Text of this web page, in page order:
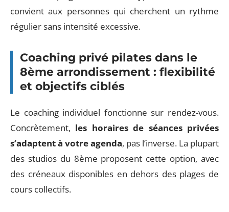
convient aux personnes qui cherchent un rythme
régulier sans intensité excessive.
Coaching privé pilates dans le
8ème arrondissement : flexibilité
et objectifs ciblés
Le coaching individuel fonctionne sur rendez-vous.
Concrètement, les horaires de séances privées
s’adaptent à votre agenda, pas l’inverse. La plupart
des studios du 8ème proposent cette option, avec
des créneaux disponibles en dehors des plages de
cours collectifs.